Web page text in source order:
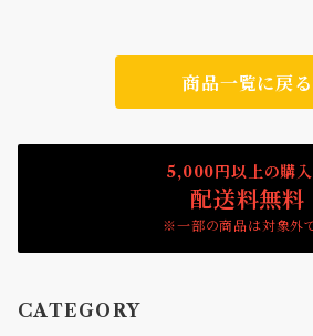
商品一覧に戻る
5,000円以上の購
配送料無料
※一部の商品は対象外
CATEGORY